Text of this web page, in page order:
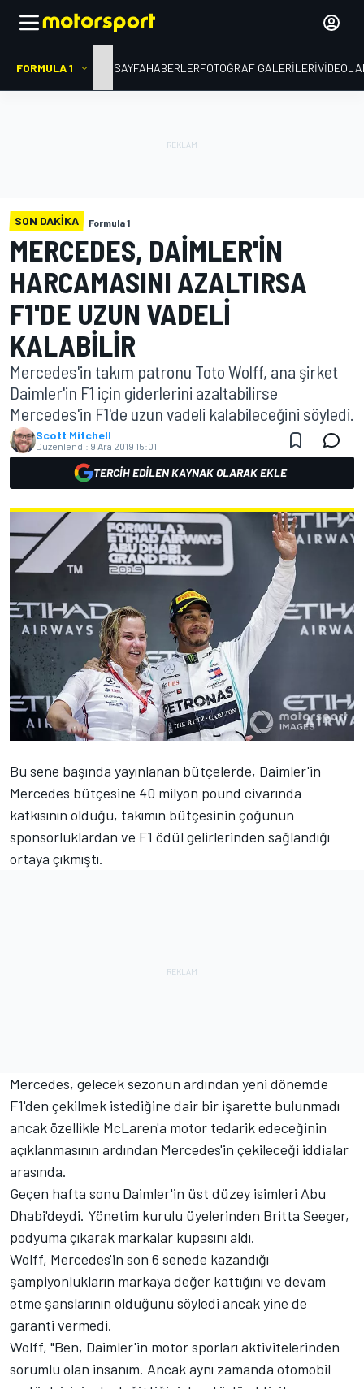
FORMULA 1 ANA SAYFAHABERLERFOTOĞRAF GALERILERI
SON DAKIKA Formula 1
MERCEDES, DAIMLER'IN
HARCAMASINI AZALTIRSA
F1'DE UZUN VADELI
KALABILIR
Mercedes'in takım patronu Toto Wolff, ana şirket
Daimler'in F1 için giderlerini azaltabilirse
Mercedes'in F1'de uzun vadeli kalabileceğini söyledi.
Scott Mitchell
Düzenlendi: 9 Ara 2019 15:01
TERCIH EDILEN KAYNAK OLARAK EKLE
Bu sene başında yayınlanan bütçelerde, Daimler'in
Mercedes bütçesine 40 milyon pound civarında
katkısının olduğu, takımın bütçesinin çoğunun
sponsorluklardan ve F1 ödül gelirlerinden sağlandığı
ortaya çıkmıştı.
Mercedes, gelecek sezonun ardından yeni dönemde
F1'den çekilmek istediğine dair bir işarette bulunmadı
ancak özellikle McLaren'a motor tedarik edeceğinin
açıklanmasının ardından Mercedes'in çekileceği iddialar
arasında.
Geçen hafta sonu Daimler'in üst düzey isimleri Abu
Dhabi'deydi. Yönetim kurulu üyelerinden Britta Seeger,
podyuma çıkarak markalar kupasını aldı.
Wolff, Mercedes'in son 6 senede kazandığı
şampiyonlukların markaya değer kattığını ve devam
etme şanslarının olduğunu söyledi ancak yine de
garanti vermedi.
Wolff, "Ben, Daimler'in motor sporları aktivitelerinden
sorumlu olan insanım. Ancak aynı zamanda otomobil